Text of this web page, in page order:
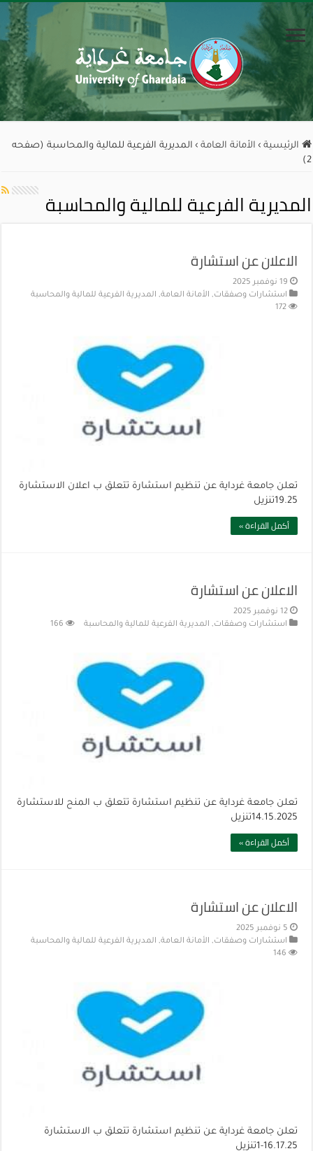
الرئيسية › الأمانة العامة › المديرية الفرعية للمالية والمحاسبة (صفحه
2)
المديرية الفرعية للمالية والمحاسبة
الاعلان عن استشارة
19 نوفمبر 2025
استشارات وصفقات, الأمانة العامة, المديرية الفرعية للمالية والمحاسبة
172
تعلن جامعة غرداية عن تنظيم استشارة تتعلق ب اعلان الاستشارة
19.25تنزيل
أكمل القراءة »
الاعلان عن استشارة
12 نوفمبر 2025
استشارات وصفقات, المديرية الفرعية للمالية والمحاسبة 166
تعلن جامعة غرداية عن تنظيم استشارة تتعلق ب المنح للاستشارة
14.15.2025تنزيل
أكمل القراءة »
الاعلان عن استشارة
5 نوفمبر 2025
استشارات وصفقات, الأمانة العامة, المديرية الفرعية للمالية والمحاسبة
146
تعلن جامعة غرداية عن تنظيم استشارة تتعلق ب الاستشارة
16.17.25-1تنزيل